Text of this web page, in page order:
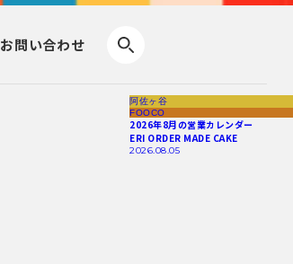
お問い合わせ
阿佐ヶ谷
FOOCO
2026年8月の営業カレンダー
ERI ORDER MADE CAKE
2026.08.05